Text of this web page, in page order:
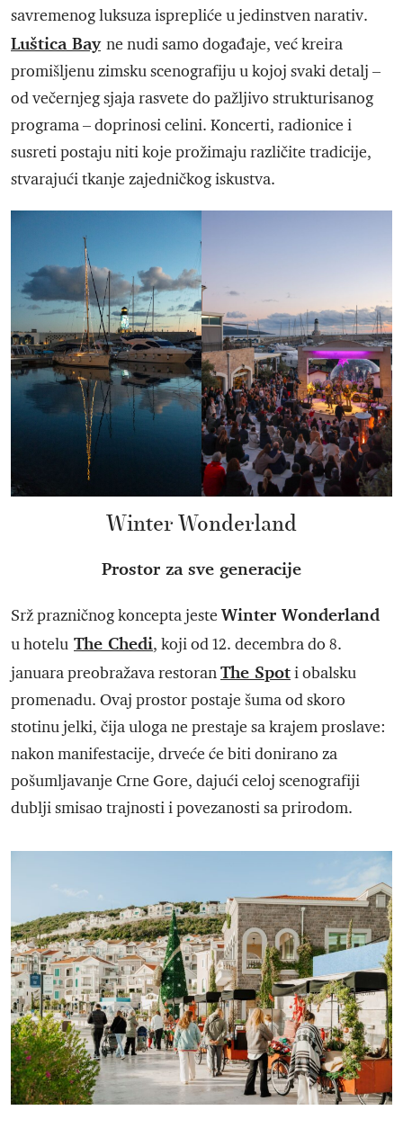
savremenog luksuza isprepliće u jedinstven narativ.
Luštica Bay ne nudi samo događaje, već kreira
promišljenu zimsku scenografiju u kojoj svaki detalj –
od večernjeg sjaja rasvete do pažljivo strukturisanog
programa – doprinosi celini. Koncerti, radionice i
susreti postaju niti koje prožimaju različite tradicije,
stvarajući tkanje zajedničkog iskustva.
Winter Wonderland
Prostor za sve generacije
Srž prazničnog koncepta jeste Winter Wonderland
u hotelu The Chedi, koji od 12. decembra do 8.
januara preobražava restoranThe Spoti obalsku
promenadu. Ovaj prostor postaje šuma od skoro
stotinu jelki, čija uloga ne prestaje sa krajem proslave:
nakon manifestacije, drveće će biti donirano za
pošumljavanje Crne Gore, dajući celoj scenografiji
dublji smisao trajnosti i povezanosti sa prirodom.